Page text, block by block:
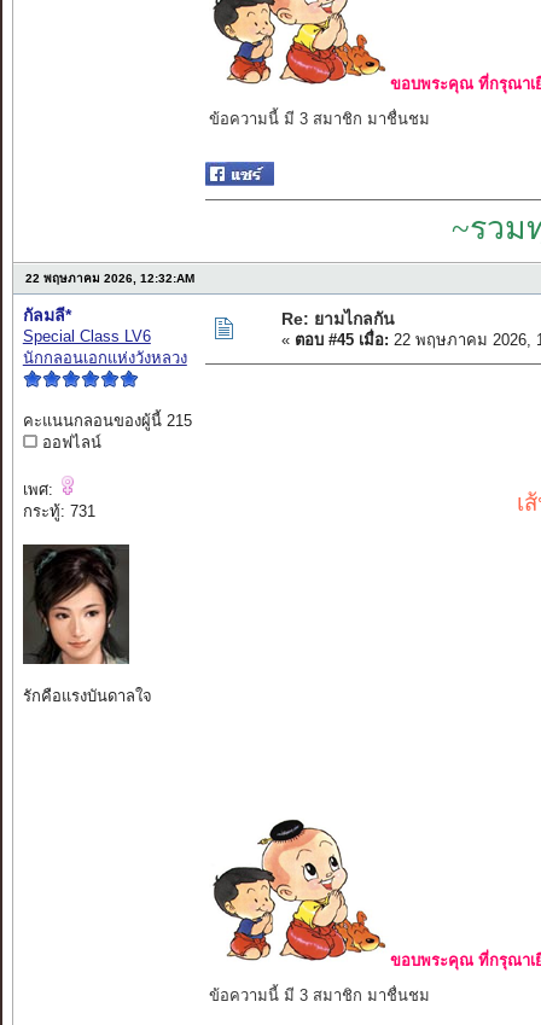
ขอบพระคุณ ที่กรุณาเ
ข้อความนี้ มี 3 สมาชิก มาชื่นชม
~รวม
22 พฤษภาคม 2026, 12:32:AM
กัลมลี*
Special Class LV6
นักกลอนเอกแห่งวังหลวง
คะแนนกลอนของผู้นี้ 215
ออฟไลน์
เพศ:
กระทู้: 731
รักคือแรงบันดาลใจ
Re: ยามไกลกัน
« ตอบ #45 เมื่อ: 22 พฤษภาคม 2026,
เ
ขอบพระคุณ ที่กรุณาเ
ข้อความนี้ มี 3 สมาชิก มาชื่นชม